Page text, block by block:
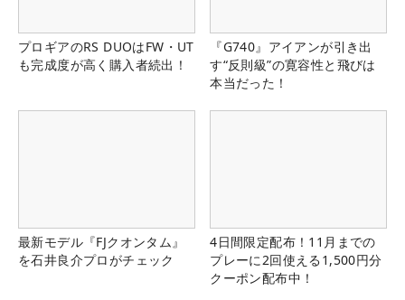
プロギアのRS DUOはFW・UT
も完成度が高く購入者続出！
『G740』アイアンが引き出
す“反則級”の寛容性と飛びは
本当だった！
最新モデル『FJクオンタム』
を石井良介プロがチェック
4日間限定配布！11月までの
プレーに2回使える1,500円分
クーポン配布中！